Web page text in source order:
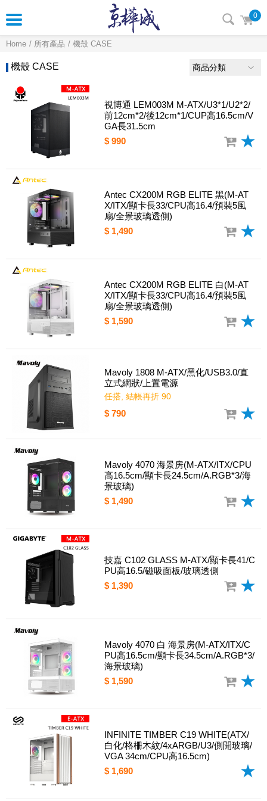
0
Home 所有產品 機殼 CASE
機殼 CASE 商品分類
視博通 LEM003M M-ATX/U3*1/U2*2/
前12cm*2/後12cm*1/CUP高16.5cm/V
GA長31.5cm
$ 990
Antec CX200M RGB ELITE 黑(M-AT
X/ITX/顯卡長33/CPU高16.4/預裝5風
扇/全景玻璃透側)
$ 1,490
Antec CX200M RGB ELITE 白(M-AT
X/ITX/顯卡長33/CPU高16.4/預裝5風
扇/全景玻璃透側)
$ 1,590
Mavoly 1808 M-ATX/黑化/USB3.0/直
立式網狀/上置電源
任搭, 結帳再折 90
$ 790
Mavoly 4070 海景房(M-ATX/ITX/CPU
高16.5cm/顯卡長24.5cm/A.RGB*3/海
景玻璃)
$ 1,490
技嘉 C102 GLASS M-ATX/顯卡長41/C
PU高16.5/磁吸面板/玻璃透側
$ 1,390
Mavoly 4070 白 海景房(M-ATX/ITX/C
PU高16.5cm/顯卡長34.5cm/A.RGB*3/
海景玻璃)
$ 1,590
INFINITE TIMBER C19 WHITE(ATX/
白化/格柵木紋/4xARGB/U3/側開玻璃/
VGA 34cm/CPU高16.5cm)
$ 1,690